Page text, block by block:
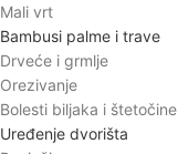
Mali vrt
Bambusi palme i trave
Drveće i grmlje
Orezivanje
Bolesti biljaka i štetočine
Uređenje dvorišta